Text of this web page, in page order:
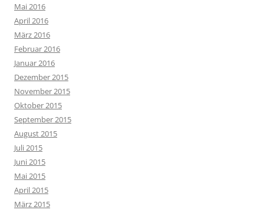
Mai 2016
April 2016
März 2016
Februar 2016
Januar 2016
Dezember 2015
November 2015
Oktober 2015
September 2015
August 2015
Juli 2015
Juni 2015
Mai 2015
April 2015
März 2015